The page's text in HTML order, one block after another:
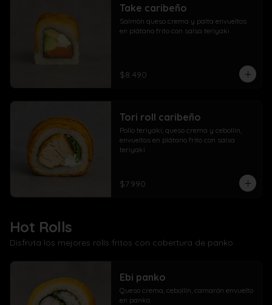
Take caribeño
Salmón queso crema y palta envueltos
en plátano frito con salsa teriyaki
$8.490
Tori roll caribeño
Pollo teriyaki, queso crema y cebollín,
envueltos en plátano frito con salsa
teriyaki
$7.990
Hot Rolls
Disfruta los mejores rolls fritos con cobertura de panko
Ebi panko
Queso crema, cebollín, camarón envuelto
en panko